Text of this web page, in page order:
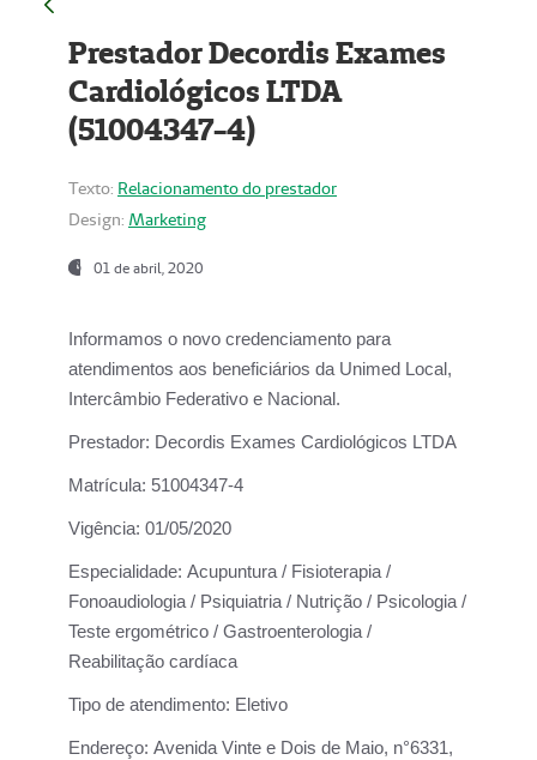
Prestador Decordis Exames
Cardiológicos LTDA
(51004347-4)
Texto: Relacionamento do prestador
Design: Marketing
01 de abril, 2020
Informamos o novo credenciamento para
atendimentos aos beneficiários da Unimed Local,
Intercâmbio Federativo e Nacional.
Prestador: Decordis Exames Cardiológicos LTDA
Matrícula: 51004347-4
Vigência: 01/05/2020
Especialidade: Acupuntura / Fisioterapia /
Fonoaudiologia / Psiquiatria / Nutrição / Psicologia /
Teste ergométrico / Gastroenterologia /
Reabilitação cardíaca
Tipo de atendimento: Eletivo
Endereço: Avenida Vinte e Dois de Maio, n°6331,